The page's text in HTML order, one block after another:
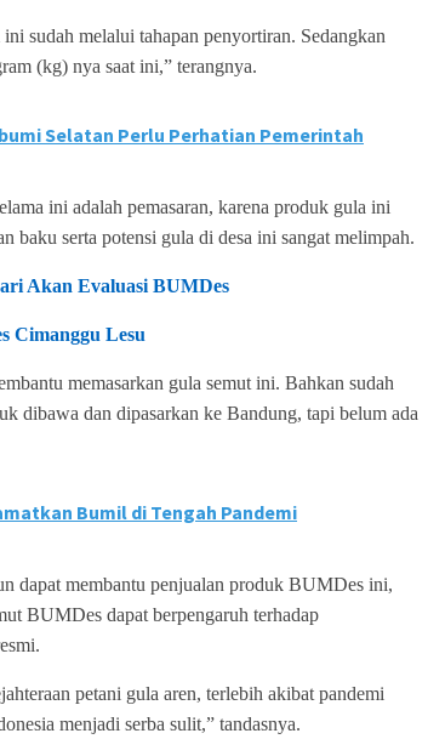
sudah melalui tahapan penyortiran. Sedangkan
(kg) nya saat ini,” terangnya.
Selatan Perlu Perhatian Pemerintah
ini adalah pemasaran, karena produk gula ini
baku serta potensi gula di desa ini sangat melimpah.
Akan Evaluasi BUMDes
Cimanggu Lesu
memasarkan gula semut ini. Bahkan sudah
dibawa dan dipasarkan ke Bandung, tapi belum ada
Bumil di Tengah Pandemi
dapat membantu penjualan produk BUMDes ini,
BUMDes dapat berpengaruh terhadap
petani gula aren, terlebih akibat pandemi
menjadi serba sulit,” tandasnya.